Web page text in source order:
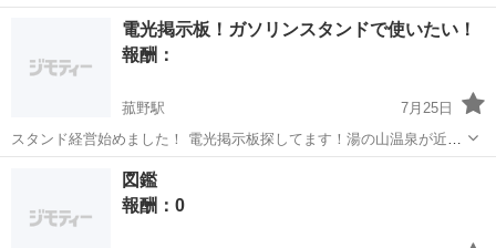
りません。もしお持ちの方いましたらくださると嬉しいです。緩衝材
もあると有難いです。 テレビ大きさ: 幅497×高さ395×奥行
199mm（20インチ）
四日市市 中川原駅 買いたい/ください
電光掲示板！ガソリンスタンドで使いたい！
報酬：
菰野駅
7月25日
スタンド経営始めました！ 電光掲示板探してます！湯の山温泉が近い
ので 宣伝効果あると思い探してます！
三重郡 菰野駅
図鑑
報酬：0